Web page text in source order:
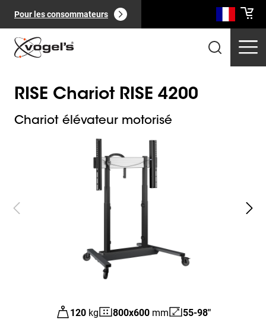
Pour les consommateurs
Produits professionnels (
RISE Chariot RISE 4200
Chariot élévateur motorisé
120 kg 800x600mm 55-98"